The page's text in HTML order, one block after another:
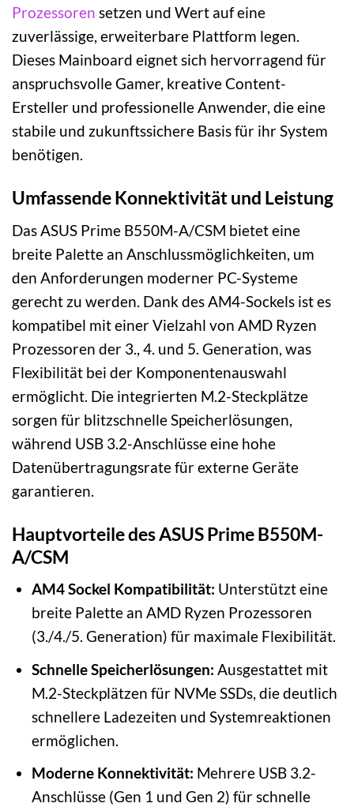
Prozessoren setzen und Wert auf eine
zuverlässige, erweiterbare Plattform legen.
Dieses Mainboard eignet sich hervorragend für
anspruchsvolle Gamer, kreative Content-
Ersteller und professionelle Anwender, die eine
stabile und zukunftssichere Basis für ihr System
benötigen.
Umfassende Konnektivität und Leistung
Das ASUS Prime B550M-A/CSM bietet eine
breite Palette an Anschlussmöglichkeiten, um
den Anforderungen moderner PC-Systeme
gerecht zu werden. Dank des AM4-Sockels ist es
kompatibel mit einer Vielzahl von AMD Ryzen
Prozessoren der 3., 4. und 5. Generation, was
Flexibilität bei der Komponentenauswahl
ermöglicht. Die integrierten M.2-Steckplätze
sorgen für blitzschnelle Speicherlösungen,
während USB 3.2-Anschlüsse eine hohe
Datenübertragungsrate für externe Geräte
garantieren.
Hauptvorteile des ASUS Prime B550M-
A/CSM
AM4 Sockel Kompatibilität: Unterstützt eine
breite Palette an AMD Ryzen Prozessoren
(3./4./5. Generation) für maximale Flexibilität.
Schnelle Speicherlösungen: Ausgestattet mit
M.2-Steckplätzen für NVMe SSDs, die deutlich
schnellere Ladezeiten und Systemreaktionen
ermöglichen.
Moderne Konnektivität: Mehrere USB 3.2-
Anschlüsse (Gen 1 und Gen 2) für schnelle